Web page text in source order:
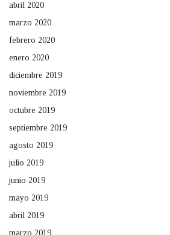
abril 2020
marzo 2020
febrero 2020
enero 2020
diciembre 2019
noviembre 2019
octubre 2019
septiembre 2019
agosto 2019
julio 2019
junio 2019
mayo 2019
abril 2019
marzo 2019